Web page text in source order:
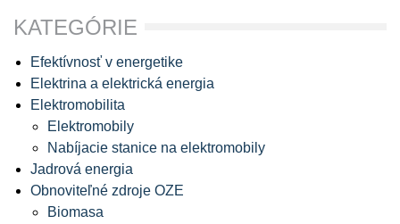
KATEGÓRIE
Efektívnosť v energetike
Elektrina a elektrická energia
Elektromobilita
Elektromobily
Nabíjacie stanice na elektromobily
Jadrová energia
Obnoviteľné zdroje OZE
Biomasa